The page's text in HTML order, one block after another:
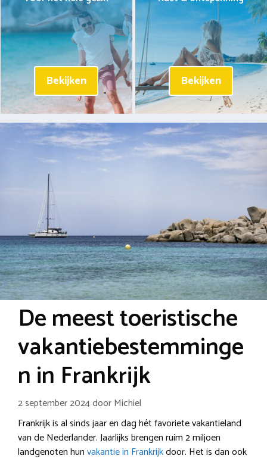
Bekijken Bekijken
De meest toeristische
vakantiebestemminge
n in Frankrijk
2 september 2024doorMichiel
Frankrijk is al sinds jaar en dag hét favoriete vakantieland
van de Nederlander. Jaarlijks brengen ruim 2 miljoen
landgenoten hunvakantie in Frankrijkdoor. Het is dan ook